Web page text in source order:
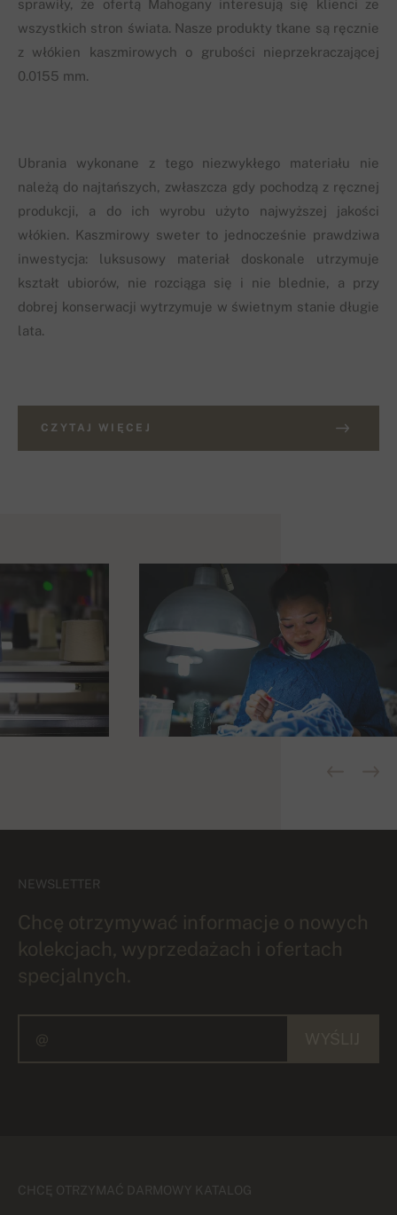
sprawiły, że ofertą Mahogany interesują się klienci ze
wszystkich stron świata. Nasze produkty tkane są ręcznie
z włókien kaszmirowych o grubości nieprzekraczającej
0.0155 mm.
Ubrania wykonane z tego niezwykłego materiału nie
należą do najtańszych, zwłaszcza gdy pochodzą z ręcznej
produkcji, a do ich wyrobu użyto najwyższej jakości
włókien. Kaszmirowy sweter to jednocześnie prawdziwa
inwestycja: luksusowy materiał doskonale utrzymuje
kształt ubiorów, nie rozciąga się i nie blednie, a przy
dobrej konserwacji wytrzymuje w świetnym stanie długie
lata.
CZYTAJ WIĘCEJ
NEWSLETTER
Chcę otrzymywać informacje o nowych
kolekcjach, wyprzedażach i ofertach
specjalnych.
CHCĘ OTRZYMAĆ DARMOWY KATALOG